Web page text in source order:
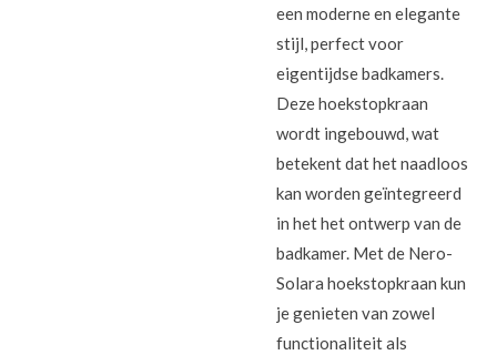
een moderne en elegante
stijl, perfect voor
eigentijdse badkamers.
Deze hoekstopkraan
wordt ingebouwd, wat
betekent dat het naadloos
kan worden geïntegreerd
in het het ontwerp van de
badkamer. Met de Nero-
Solara hoekstopkraan kun
je genieten van zowel
functionaliteit als